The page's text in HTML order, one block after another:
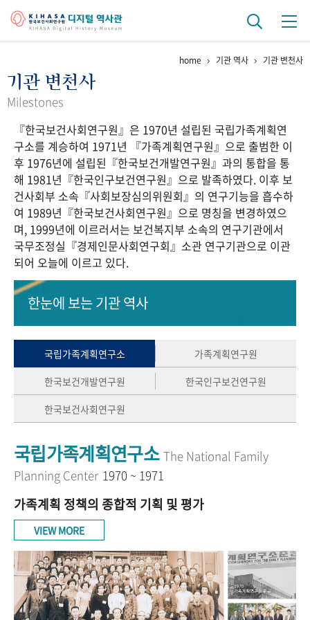
걸어온 길 기관 변천사
연구 역사
정책과 연구 키워드로 보는 연구 역사
연구자들
간행물 변천사
기록물 아카이브
사진 아카이브 문서 기록물 행정박물 영상 기록물
50+1 주년 기념
세계와 함께 한 KIHASA
VR 역사관
home 기관 역사 기관 변천사
기관 변천사
Milestones
『한국보건사회연구원』은 1970년 설립된 국립가족계획연
구소를 계승하여 1971년 『가족계획연구원』으로 출범한 이
후 1976년에 설립된『한국보건개발연구원』과의 통합을 통
해 1981년『한국인구보건연구원』으로 발족하였다. 이후 보
건사회부 소속『사회보장심의위원회』의 연구기능을 흡수하
여 1989년『한국보건사회연구원』으로 명칭을 변경하였으
며, 1999년에 이르러서는 보건복지부 소속의 연구기관에서
국무조정실『경제인문사회연구회』소관 연구기관으로 이관
되어 오늘에 이르고 있다.
한눈에 보는기관 역사
국립가족계획연구소
가족계획연구원
한국보건개발연구원
한국인구보건연구원
한국보건사회연구원
국립가족계획연구소 The National Family
Planning Center 1970 ~ 1971
가족계획 정책의 종합적 기획 및 평가
VIEW MORE